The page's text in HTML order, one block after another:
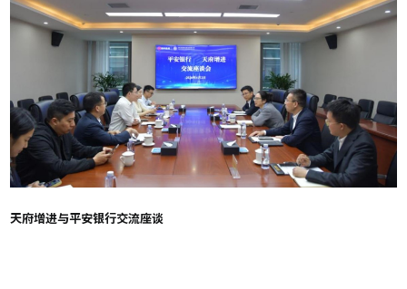
天府增进与平安银行交流座谈